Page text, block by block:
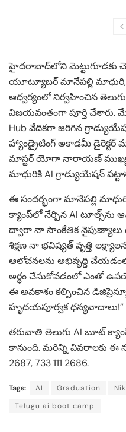
హైదరాబాద్‌లోని మెట్టుగూడకు
యూట్యూబర్ మానేపల్లి మాధురి,
ఆధ్వర్యంలో నిర్వహించిన
విజయవంతంగా పూర్తి చేశారు.
Hub వేదికగా జరిగిన
హ్యాండ్రైటింగ్ అకాడమీ డైరెక్టర్
మాస్టర్ యోగా నారాయణ్ ముఖ్య
మాధురికి AI గ్రాడ్యుయేషన్
ఈ సందర్భంగా మానేపల్లి
క్యాంప్‌లో నేర్పిన AI
ద్వారా నా సాంకేతిక
శిక్షణ నా భవిష్యత్ వృత్తి
ఆలోచనలను అభివృద్ధి
అర్థం చేసుకోవడంలో ఎంతో
ఈ అవకాశం కల్పించిన
హృదయపూర్వక
తరువాతి తెలుగు AI బూట్
కానుంది. మరిన్ని వివరాలకు ఈ
2687, 733 111 2686.
Tags: AI Graduation
Telugu ai boot camp